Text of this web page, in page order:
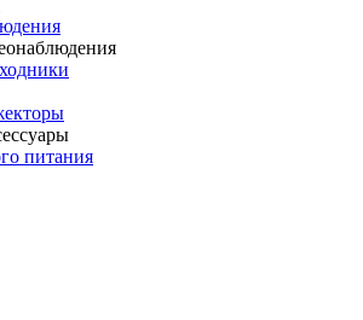
питания